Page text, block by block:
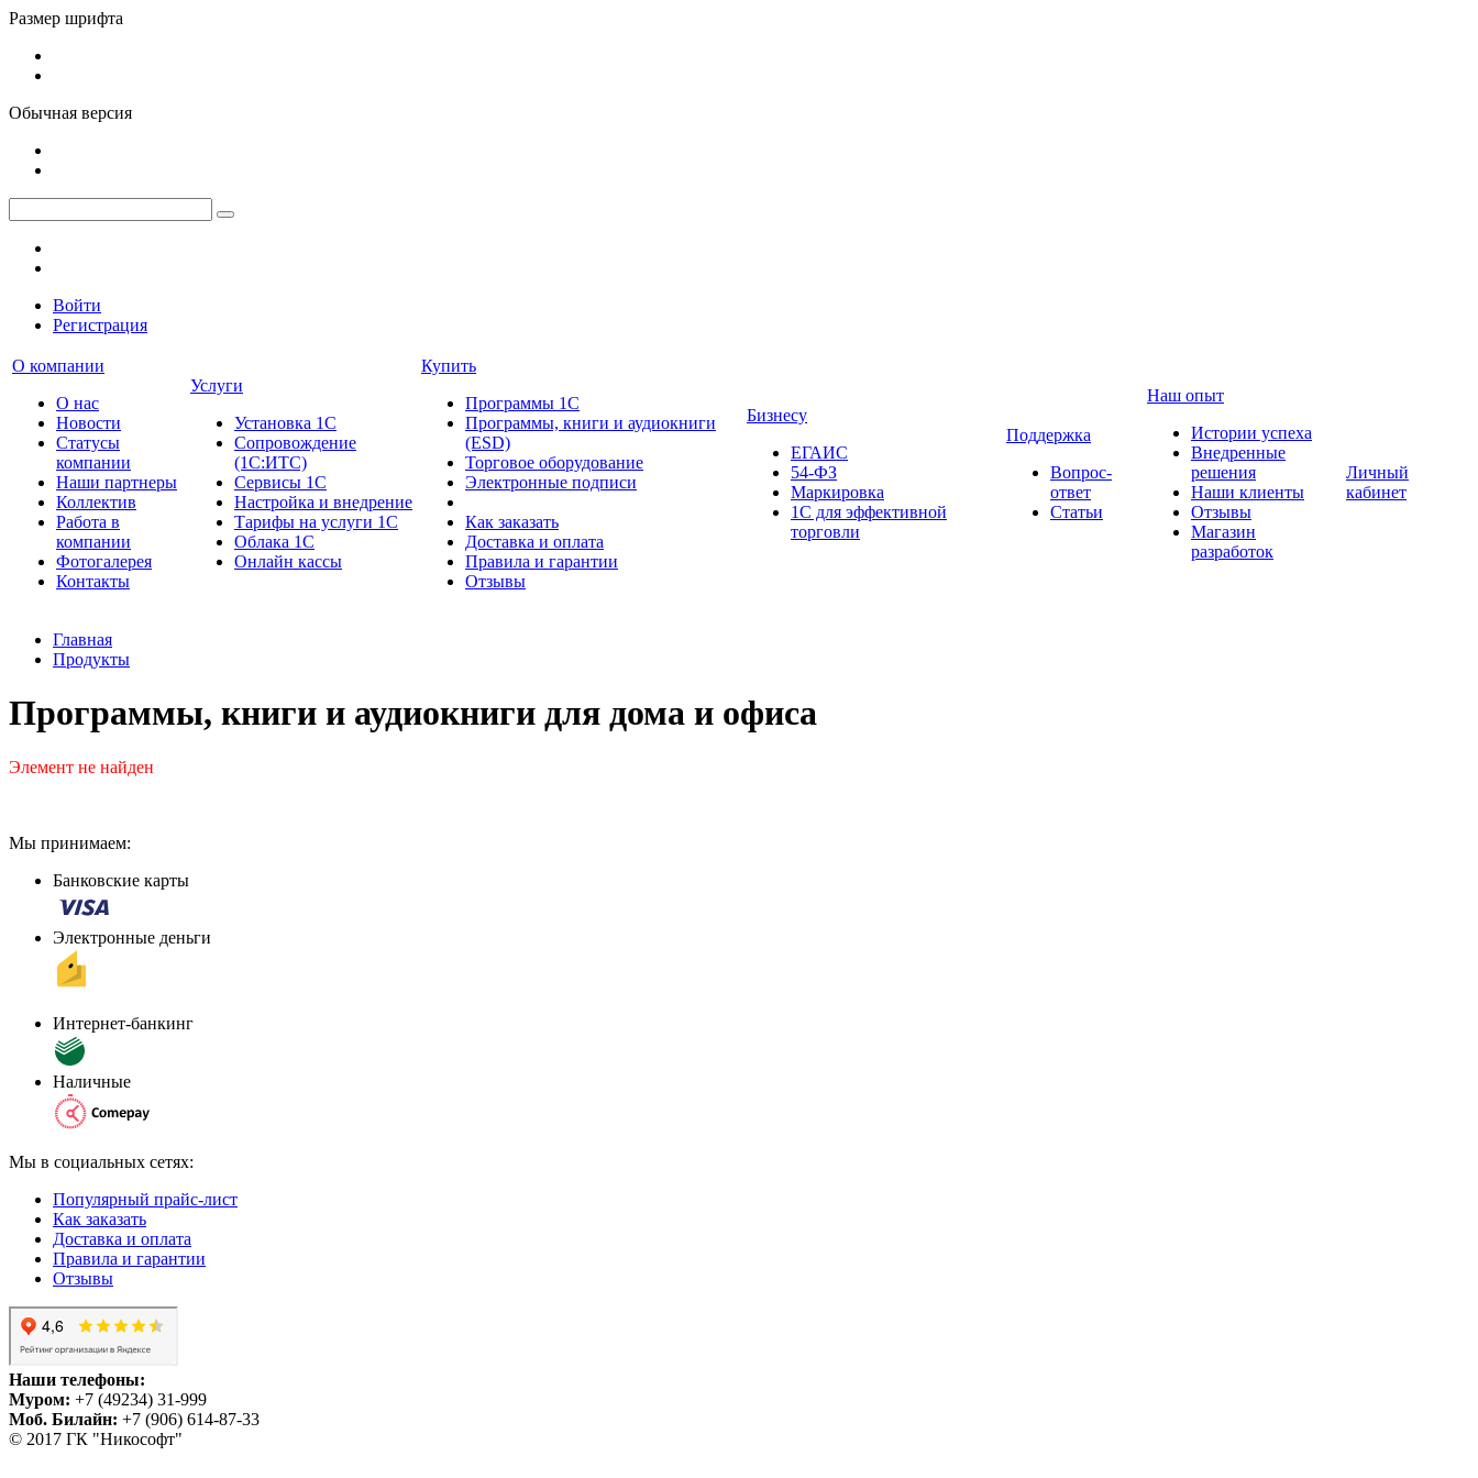
Размер шрифта
Обычная версия
Войти
Регистрация
О компании
О нас
Новости
Cтатусы
компании
Наши партнеры
Коллектив
Работа в
компании
Фотогалерея
Контакты
Услуги
Установка 1С
Сопровождение
(1С:ИТС)
Сервисы 1С
Настройка и внедрение
Тарифы на услуги 1С
Облака 1С
Онлайн кассы
Купить
Программы 1С
Программы, книги и аудиокниги
(ESD)
Торговое оборудование
Электронные подписи
Как заказать
Доставка и оплата
Правила и гарантии
Отзывы
Бизнесу
ЕГАИС
54-ФЗ
Маркировка
1С для эффективной
торговли
Поддержка
Вопрос-
ответ
Статьи
Наш опыт
Истории успеха
Внедренные
решения
Наши клиенты
Отзывы
Магазин
разработок
Личный
кабинет
Главная
Продукты
Программы, книги и аудиокниги для дома и офиса
Элемент не найден
Мы принимаем:
Банковские карты
Электронные деньги
Интернет-банкинг
Наличные
Мы в социальных сетях:
Популярный прайс-лист
Как заказать
Доставка и оплата
Правила и гарантии
Отзывы
Наши телефоны:
Муром: +7 (49234) 31-999
Моб. Билайн: +7 (906) 614-87-33
© 2017 ГК "Никософт"